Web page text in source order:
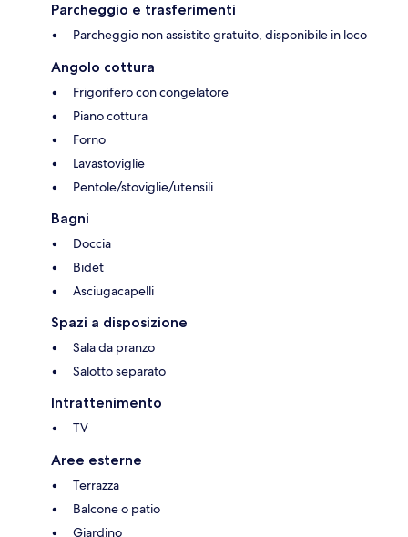
Parcheggio e trasferimenti
Parcheggio non assistito gratuito, disponibile in loco
Angolo cottura
Frigorifero con congelatore
Piano cottura
Forno
Lavastoviglie
Pentole/stoviglie/utensili
Bagni
Doccia
Bidet
Asciugacapelli
Spazi a disposizione
Sala da pranzo
Salotto separato
Intrattenimento
TV
Aree esterne
Terrazza
Balcone o patio
Giardino